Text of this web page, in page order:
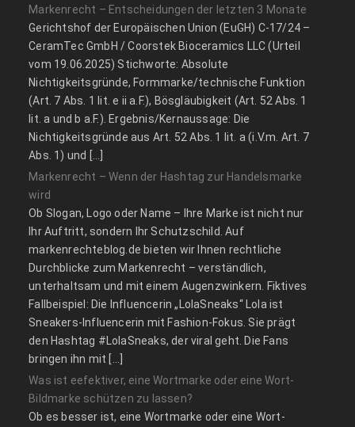
Markenrecht – Entscheidungen der letzten 3 Monate
Gerichtshof der Europäischen Union (EuGH) C‑17/24 –
CeramTec GmbH / Coorstek Bioceramics LLC (Urteil
vom 19.06.2025) Stichworte: Absolute
Nichtigkeitsgründe, Formmarke/technische Funktion
(Art. 7 Abs. 1 lit. e ii a.F.), Bösgläubigkeit (Art. 52 Abs. 1
lit. a und b a.F.). Ergebnis/Kernaussage: Die
Nichtigkeitsgründe aus Art. 52 Abs. 1 lit. a (i.V.m. Art. 7
Abs. 1) und […]
Markenrecht – Wenn der Hashtag zur Handelsmarke
wird
Ob Slogan, Logo oder Name – Ihre Marke ist nicht nur
Ihr Auftritt, sondern Ihr Schutzschild. Auf
markenrechteblog.de bieten wir Ihnen rechtliche
Durchblicke zum Markenrecht – verständlich,
unterhaltsam und mit einem Augenzwinkern. Fiktives
Fallbeispiel: Die Influencerin „LolaSneaks“ Lola ist
Sneakers-Influencerin mit Fashion-Fokus. Sie prägt
den Hashtag #LolaSneaks, der viral geht. Die Fans
bringen ihn mit […]
Was ist eefektiver, eine Wortmarke oder eine Wort-
Bildmarke schützen zu lassen?
Ob es besser ist, eine Wortmarke oder eine Wort-